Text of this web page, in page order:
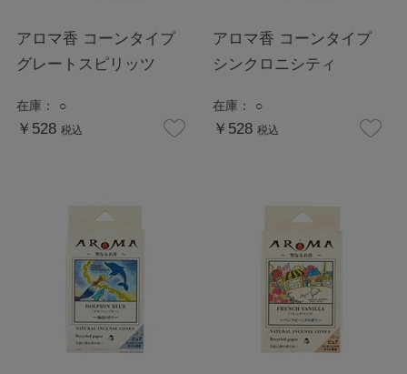
アロマ香 コーンタイプ
グレートスピリッツ
在庫： ○
￥528 税込
アロマ香 コーンタイプ
シンクロニシティ
在庫： ○
￥528 税込